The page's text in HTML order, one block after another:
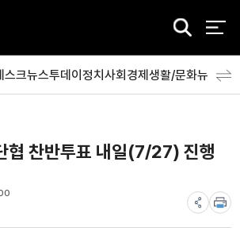
검
스크뉴스투데이정치사회경제생활/문화뉴스특
협 찬반투표 내일(7/27) 진행